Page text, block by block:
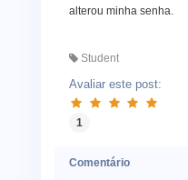
alterou minha senha.
Student
Avaliar este post:
1
Comentário